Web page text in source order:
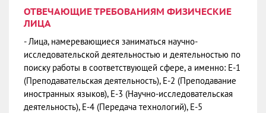
ОТВЕЧАЮЩИЕ ТРЕБОВАНИЯМ ФИЗИЧЕСКИЕ
ЛИЦА
- Лица, намеревающиеся заниматься научно-
исследовательской деятельностью и деятельностью по
поиску работы в соответствующей сфере, а именно: E-1
(Преподавательская деятельность), Е-2 (Преподавание
иностранных языков), Е-3 (Научно-исследовательская
деятельность), Е-4 (Передача технологий), Е-5